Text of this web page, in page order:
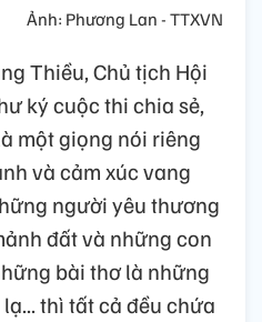
Ảnh: Phương Lan - TTXVN
Thiều, Chủ tịch Hội
ký cuộc thi chia sẻ,
một giọng nói riêng
và cảm xúc vang
người yêu thương
đất và những con
bài thơ là những
thì tất cả đều chứa